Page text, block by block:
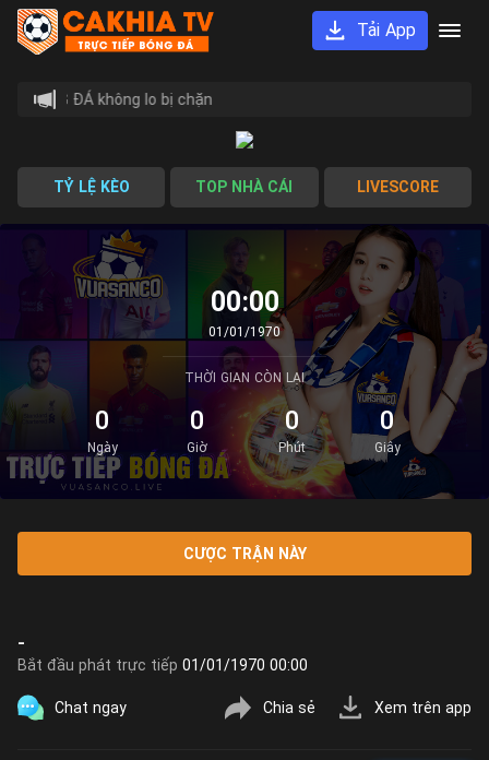
Tải App
BÓNG ĐÁ không lo bị chặn
TỶ LỆ KÈO TOP NHÀ CÁI LIVESCORE
00:00
01/01/1970
THỜI GIAN CÒN LẠI
0
Ngày
0
Giờ
0
Phút
0
Giây
CƯỢC TRẬN NÀY
-
Bắt đầu phát trực tiếp 01/01/1970 00:00
Chat ngay Chia sẻ Xem trên app